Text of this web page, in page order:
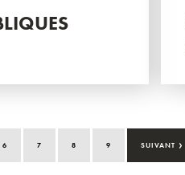
6 7 8 9 SUIVANT ›